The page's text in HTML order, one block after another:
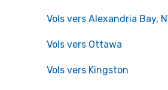
Vols vers Alexandria Bay,
Vols vers Ottawa
Vols vers Kingston